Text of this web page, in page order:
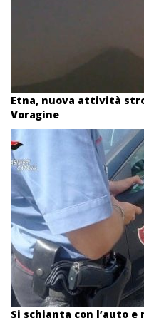
Etna, nuova attività
Voragine
Si schianta con l’auto